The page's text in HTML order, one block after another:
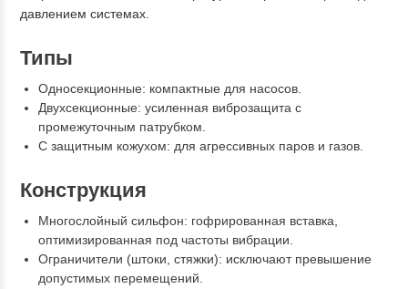
давлением системах.
Типы
Односекционные: компактные для насосов.
Двухсекционные: усиленная виброзащита с
промежуточным патрубком.
С защитным кожухом: для агрессивных паров и газов.
Конструкция
Многослойный сильфон: гофрированная вставка,
оптимизированная под частоты вибрации.
Ограничители (штоки, стяжки): исключают превышение
допустимых перемещений.